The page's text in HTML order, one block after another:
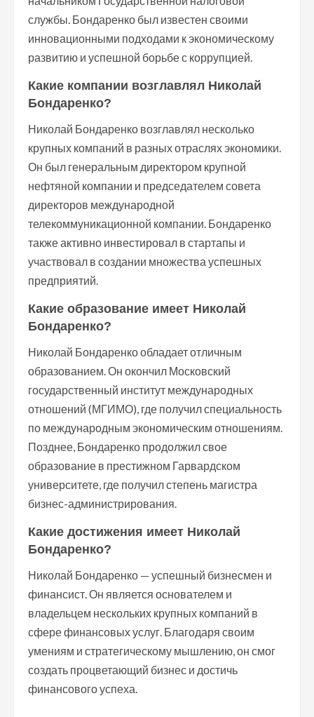
службы. Бондаренко был известен своими
инновационными подходами к экономическому
развитию и успешной борьбе с коррупцией.
Какие компании возглавлял Николай
Бондаренко?
Николай Бондаренко возглавлял несколько
крупных компаний в разных отраслях экономики.
Он был генеральным директором крупной
нефтяной компании и председателем совета
директоров международной
телекоммуникационной компании. Бондаренко
также активно инвестировал в стартапы и
участвовал в создании множества успешных
предприятий.
Какие образование имеет Николай
Бондаренко?
Николай Бондаренко обладает отличным
образованием. Он окончил Московский
государственный институт международных
отношений (МГИМО), где получил специальность
по международным экономическим отношениям.
Позднее, Бондаренко продолжил свое
образование в престижном Гарвардском
университете, где получил степень магистра
бизнес-администрирования.
Какие достижения имеет Николай
Бондаренко?
Николай Бондаренко — успешный бизнесмен и
финансист. Он является основателем и
владельцем нескольких крупных компаний в
сфере финансовых услуг. Благодаря своим
умениям и стратегическому мышлению, он смог
создать процветающий бизнес и достичь
финансового успеха.